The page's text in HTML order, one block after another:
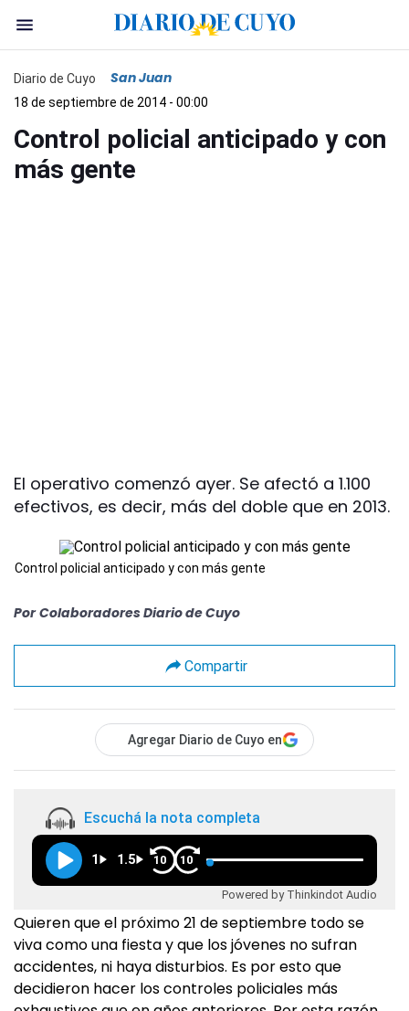
Diario de Cuyo San Juan
18 de septiembre de 2014 - 00:00
Control policial anticipado y con
más gente
El operativo comenzó ayer. Se afectó a 1.100
efectivos, es decir, más del doble que en 2013.
Control policial anticipado y con más gente
Por Colaboradores Diario de Cuyo
Compartir
Agregar Diario de Cuyo en
Escuchá la nota completa
1 1.5 10 10
Powered by Thinkindot Audio
Quieren que el próximo 21 de septiembre todo se
viva como una fiesta y que los jóvenes no sufran
accidentes, ni haya disturbios. Es por esto que
decidieron hacer los controles policiales más